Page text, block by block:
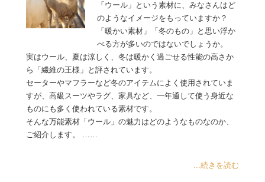
「ウール」という素材に、みなさんはど
のようなイメージをもっていますか？
「暖かい素材」「冬のもの」と思い浮か
べる方が多いのではないでしょうか。
実はウール、夏は涼しく、冬は暖かく過ごせる性能の高さか
ら「繊維の王様」と評されています。
セーターやマフラーなど冬のアイテムによく使用されていま
すが、高級スーツやラグ、家具など、一年通して使う身近な
ものにも多く使われている素材です。
そんな万能素材「ウール」の魅力はどのようなものなのか、
ご紹介します。 ……
...続きを読む